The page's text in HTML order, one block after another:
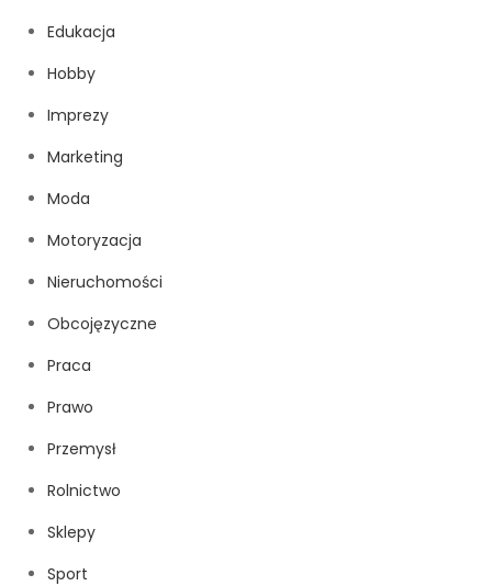
Edukacja
Hobby
Imprezy
Marketing
Moda
Motoryzacja
Nieruchomości
Obcojęzyczne
Praca
Prawo
Przemysł
Rolnictwo
Sklepy
Sport